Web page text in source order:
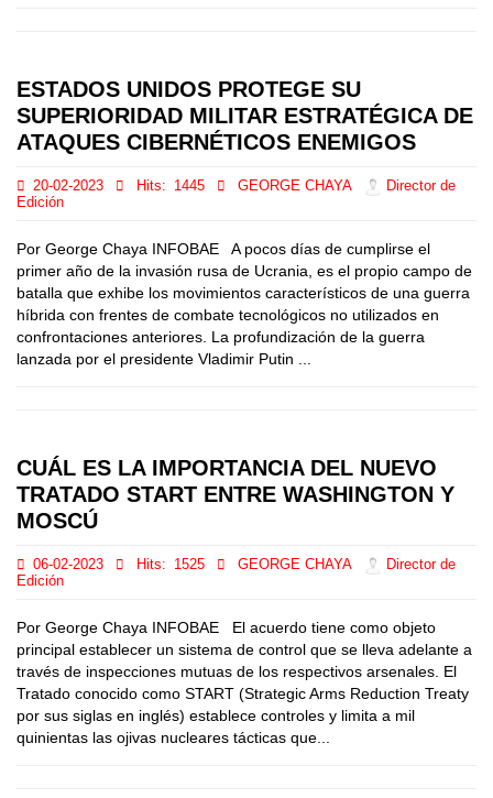
ESTADOS UNIDOS PROTEGE SU
SUPERIORIDAD MILITAR ESTRATÉGICA DE
ATAQUES CIBERNÉTICOS ENEMIGOS
20-02-2023 Hits: 1445 GEORGE CHAYA
Director de
Edición
Por George Chaya INFOBAE A pocos días de cumplirse el
primer año de la invasión rusa de Ucrania, es el propio campo de
batalla que exhibe los movimientos característicos de una guerra
híbrida con frentes de combate tecnológicos no utilizados en
confrontaciones anteriores. La profundización de la guerra
lanzada por el presidente Vladimir Putin ...
CUÁL ES LA IMPORTANCIA DEL NUEVO
TRATADO START ENTRE WASHINGTON Y
MOSCÚ
06-02-2023 Hits: 1525 GEORGE CHAYA
Director de
Edición
Por George Chaya INFOBAE El acuerdo tiene como objeto
principal establecer un sistema de control que se lleva adelante a
través de inspecciones mutuas de los respectivos arsenales. El
Tratado conocido como START (Strategic Arms Reduction Treaty
por sus siglas en inglés) establece controles y limita a mil
quinientas las ojivas nucleares tácticas que...